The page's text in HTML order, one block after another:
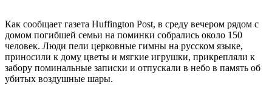
Как сообщает газета Huffington Post, в среду вечером рядом с
домом погибшей семьи на поминки собрались около 150
человек. Люди пели церковные гимны на русском языке,
приносили к дому цветы и мягкие игрушки, прикрепляли к
забору поминальные записки и отпускали в небо в память об
убитых воздушные шары.